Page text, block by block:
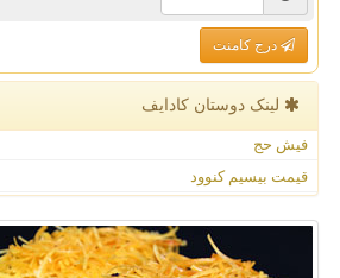
درج کامنت
لینک دوستان كادایف
فیش حج
قیمت بیسیم کنوود